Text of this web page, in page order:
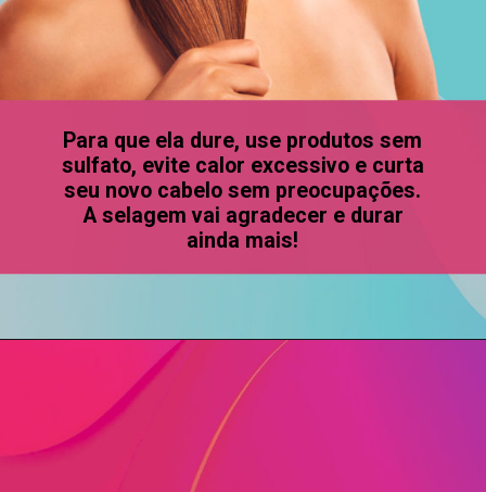
Para que ela dure, use produtos sem
sulfato, evite calor excessivo e curta
seu novo cabelo sem preocupações.
A selagem vai agradecer e durar
ainda mais!